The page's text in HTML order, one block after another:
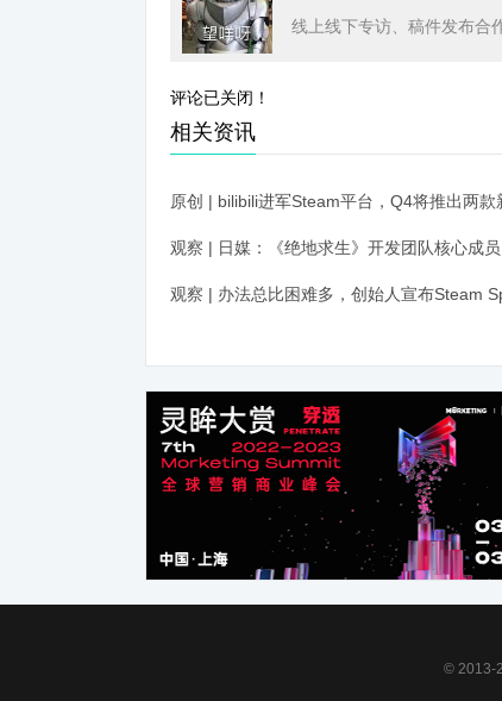
线上线下专访、稿件发布合
评论已关闭！
相关资讯
© 2013-